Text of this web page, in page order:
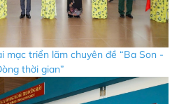
mạc triển lãm chuyên đề “Ba Son -
thời gian”